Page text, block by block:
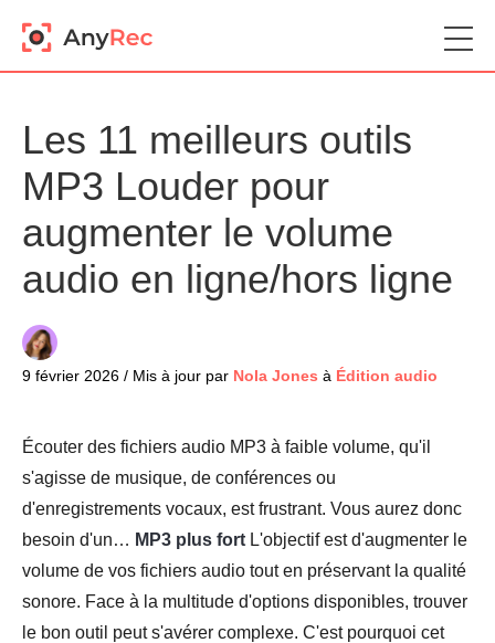
Les 11 meilleurs outils
MP3 Louder pour
augmenter le volume
audio en ligne/hors ligne
9 février 2026 / Mis à jour par Nola Jones à Édition audio
Écouter des fichiers audio MP3 à faible volume, qu'il
s'agisse de musique, de conférences ou
d'enregistrements vocaux, est frustrant. Vous aurez donc
besoin d'un… MP3 plus fort L'objectif est d'augmenter le
volume de vos fichiers audio tout en préservant la qualité
sonore. Face à la multitude d'options disponibles, trouver
le bon outil peut s'avérer complexe. C'est pourquoi cet